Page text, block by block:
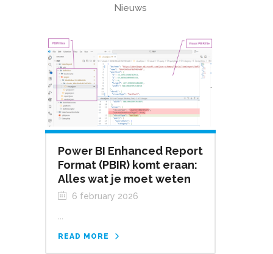
Nieuws
Power BI Enhanced Report
Format (PBIR) komt eraan:
Alles wat je moet weten
6 february 2026
...
READ MORE